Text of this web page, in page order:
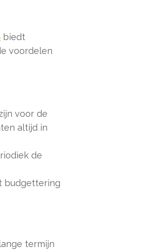
biedt
voordelen
voor de
altijd in
de
budgettering
termijn